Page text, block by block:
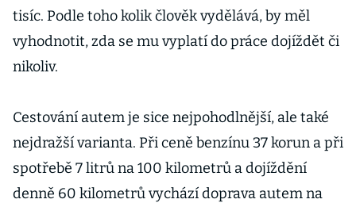
tisíc. Podle toho kolik člověk vydělává, by měl
vyhodnotit, zda se mu vyplatí do práce dojíždět či
nikoliv.
Cestování autem je sice nejpohodlnější, ale také
nejdražší varianta. Při ceně benzínu 37 korun a při
spotřebě 7 litrů na 100 kilometrů a dojíždění
denně 60 kilometrů vychází doprava autem na